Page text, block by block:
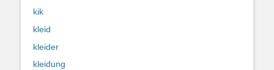
kik
kleid
kleider
kleidung